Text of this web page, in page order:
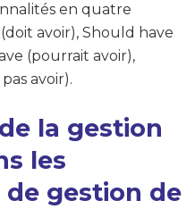
en quatre
avoir), Should have
(pourrait avoir),
avoir).
la gestion
les
gestion de